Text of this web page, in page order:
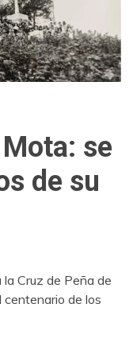
se
de su
Cruz de Peña de
de los